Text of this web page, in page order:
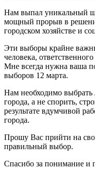
Нам выпал уникальный
мощный прорыв в
городском хозяйстве и
Эти выборы крайне
человека,
Мне всегда нужна ваша
выборов 12 марта.
Нам необходимо выбрать
города, а не спорить,
результате вдумчивой
города.
Прошу Вас прийти на
правильный выбор.
Спасибо за понимание и